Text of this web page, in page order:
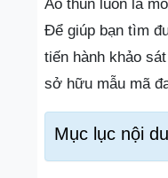
Áo thun luôn là
Để giúp bạn tìm
tiến hành khảo
sở hữu mẫu mã
Mục lục nội